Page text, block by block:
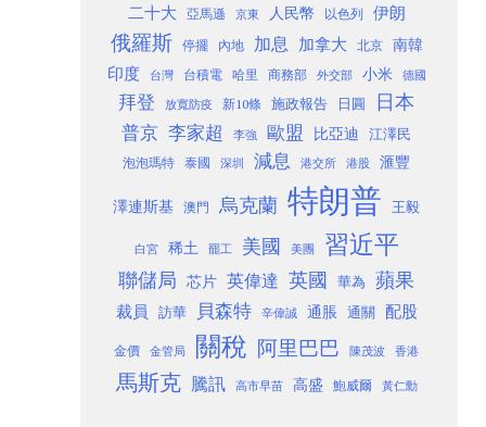
二十大 亞馬遜 京東 人民幣 以色列 伊朗
俄羅斯 停擺 內地 加息 加拿大 北京
南韓
印度
台灣 台積電 哈里 商務部 外交部 小米 德國
拜登 放寬防疫 新10條 施政報告 日圓 日本
普京 李家超 李強 歐盟 比亞迪 江澤民
泡泡瑪特 泰國 深圳 減息 港交所 港股 滙豐
澤連斯基 澳門 烏克蘭 特朗普 王毅
白宮 稀土 罷工 美國 美團 習近平
聯儲局 芯片 英偉達 英國 華為 蘋果
裁員 訪華 貝森特 辛偉誠 通脹 通關 配股
金價 金管局 關稅 阿里巴巴 陳茂波 香港
馬斯克 騰訊 高市早苗 高盛 鮑威爾 黃仁勳